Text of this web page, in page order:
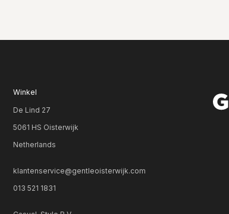
Winkel
De Lind 27
5061 HS Oisterwijk
Netherlands
klantenservice@gentleoisterwijk.com
013 521 1831